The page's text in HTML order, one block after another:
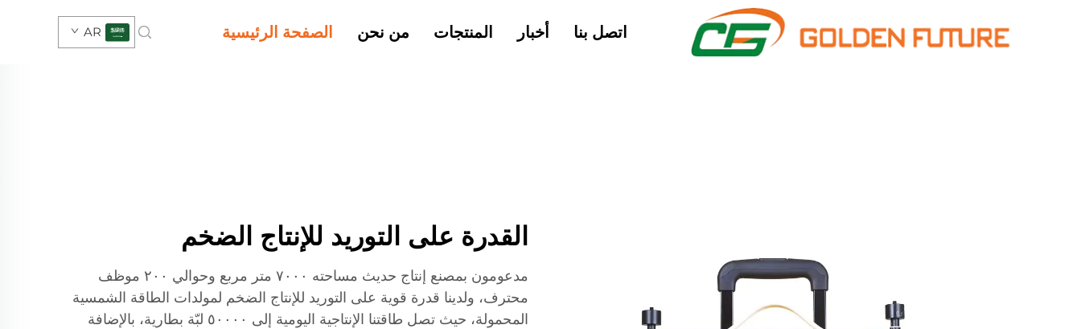
الصفحة الرئيسية من نحن المنتجات أخبار اتصل بنا AR
القدرة على التوريد للإنتاج الضخم
مدعومون بمصنع إنتاج حديث مساحته ٧٠٠٠ متر مربع وحوالي ٢٠٠ موظف
محترف، ولدينا قدرة قوية على التوريد للإنتاج الضخم لمولدات الطاقة الشمسية
المحمولة، حيث تصل طاقتنا الإنتاجية اليومية إلى ٥٠٠٠٠ لبّة بطارية، بالإضافة